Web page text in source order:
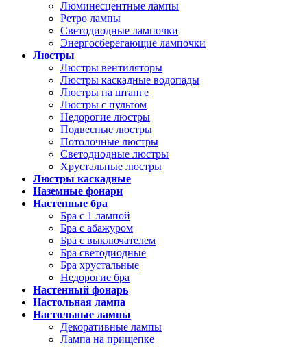
Люминесцентные лампы
Ретро лампы
Светодиодные лампочки
Энергосберегающие лампочки
Люстры
Люстры вентиляторы
Люстры каскадные водопады
Люстры на штанге
Люстры с пультом
Недорогие люстры
Подвесные люстры
Потолочные люстры
Светодиодные люстры
Хрустальные люстры
Люстры каскадные
Наземные фонари
Настенные бра
Бра с 1 лампой
Бра с абажуром
Бра с выключателем
Бра светодиодные
Бра хрустальные
Недорогие бра
Настенный фонарь
Настольная лампа
Настольные лампы
Декоративные лампы
Лампа на прищепке